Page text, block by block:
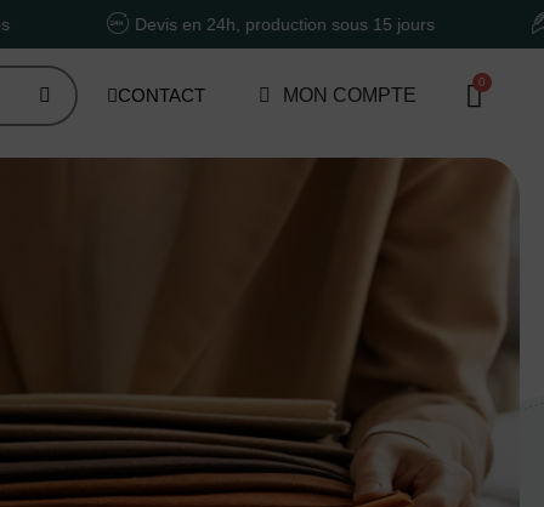
Devis en 24h, production sous 15 jours Un
CONTACT MON COMPTE